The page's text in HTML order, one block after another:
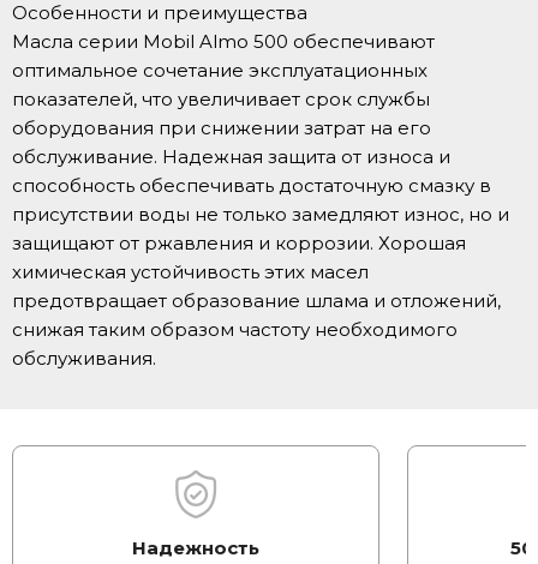
Особенности и преимущества
Масла серии Mobil Almo 500 обеспечивают
оптимальное сочетание эксплуатационных
показателей, что увеличивает срок службы
оборудования при снижении затрат на его
обслуживание. Надежная защита от износа и
способность обеспечивать достаточную смазку в
присутствии воды не только замедляют износ, но и
защищают от ржавления и коррозии. Хорошая
химическая устойчивость этих масел
предотвращает образование шлама и отложений,
снижая таким образом частоту необходимого
обслуживания.
Надежность